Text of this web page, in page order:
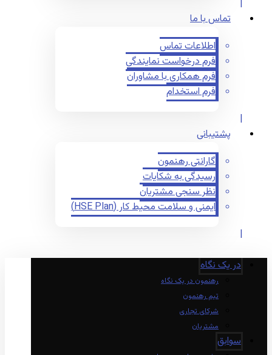
تماس با ما
اطلاعات تماس
فرم درخواست نمایندگی
فرم همکاری با مشاوران
فرم استخدام
پشتیبانی
گارانتی رهنمون
رسیدگی به شکایات
نظر سنجی مشتریان
ایمنی و سلامت محیط کار (HSE Plan)
در یک نگاه
رهنمون در یک نگاه
تیم رهنمون
شرکای تجاری
مشتریان
سوابق